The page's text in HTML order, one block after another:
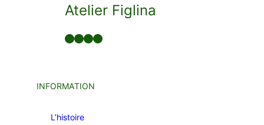
Atelier Figlina
Facebook LinkedIn Twitter YouTube
INFORMATION
L’histoire